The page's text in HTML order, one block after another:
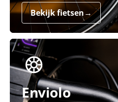
Bekijk fietsen→
Enviolo